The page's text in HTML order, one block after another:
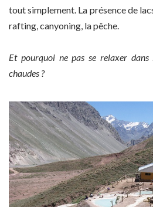
tout simplement. La présence de
rafting, canyoning, la pêche.
Et pourquoi ne pas se relaxer dans
chaudes ?